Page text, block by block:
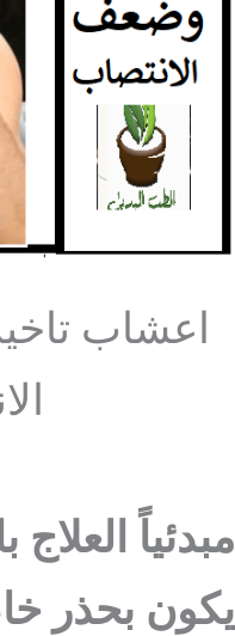
اعشاب
مبدئياً
يكون بحذر